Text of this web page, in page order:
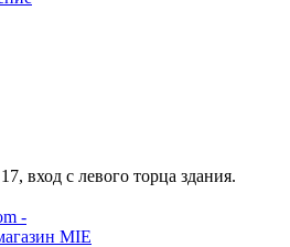
вход с левого торца здания.
-
MIE